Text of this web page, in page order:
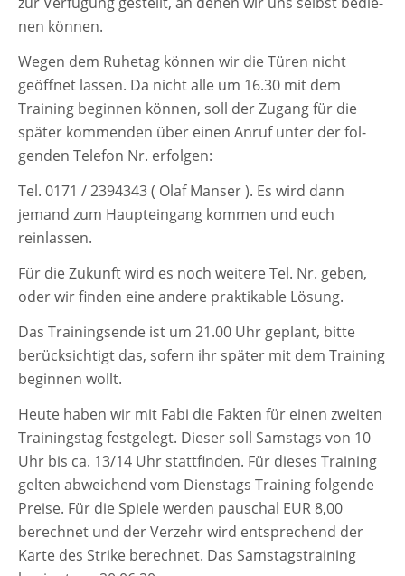
nen kön­nen.
Wegen dem Ruhetag kön­nen wir die Türen nicht
geöff­net las­sen. Da nicht alle um 16.30 mit dem
Training begin­nen kön­nen, soll der Zugang für die
spä­ter kom­men­den über einen Anruf unter der fol­
gen­den Telefon Nr. erfolgen:
Tel. 0171 / 2394343 ( Olaf Manser ). Es wird dann
jemand zum Haupteingang kom­men und euch
reinlassen.
Für die Zukunft wird es noch wei­te­re Tel. Nr. geben,
oder wir fin­den eine ande­re prak­ti­ka­ble Lösung.
Das Trainingsende ist um 21.00 Uhr geplant, bit­te
berück­sich­tigt das, sofern ihr spä­ter mit dem Training
begin­nen wollt.
Heute haben wir mit Fabi die Fakten für einen zwei­ten
Trainingstag fest­ge­legt. Dieser soll Samstags von 10
Uhr bis ca. 13/14 Uhr statt­fin­den. Für die­ses Training
gel­ten abwei­chend vom Dienstags Training fol­gen­de
Preise. Für die Spiele wer­den pau­schal EUR 8,00
berech­net und der Verzehr wird ent­spre­chend der
Karte des Strike berech­net. Das Samstagstraining